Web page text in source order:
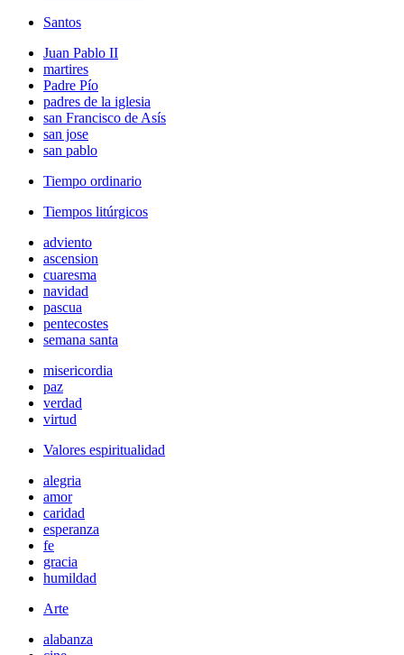
Santos
Juan Pablo II
martires
Padre Pío
padres de la iglesia
san Francisco de Asís
san jose
san pablo
Tiempo ordinario
Tiempos litúrgicos
adviento
ascension
cuaresma
navidad
pascua
pentecostes
semana santa
misericordia
paz
verdad
virtud
Valores espiritualidad
alegria
amor
caridad
esperanza
fe
gracia
humildad
Arte
alabanza